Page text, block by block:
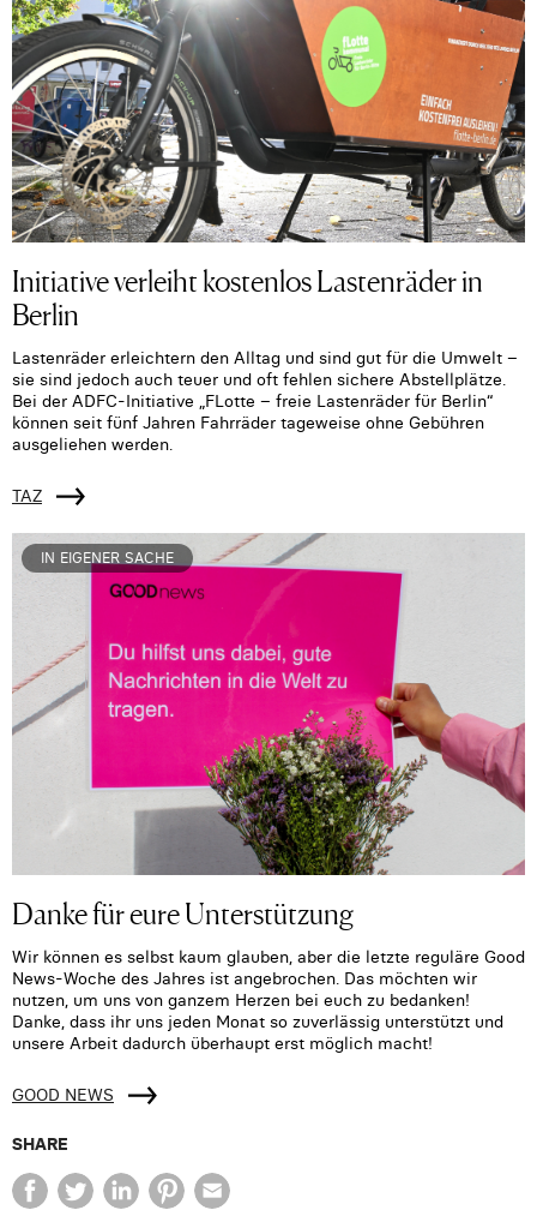
Initiative verleiht kostenlos Lastenräder in
Berlin
Lastenräder erleichtern den Alltag und sind gut für die Umwelt –
sie sind jedoch auch teuer und oft fehlen sichere Abstellplätze.
Bei der ADFC-Initiative „FLotte – freie Lastenräder für Berlin“
können seit fünf Jahren Fahrräder tageweise ohne Gebühren
ausgeliehen werden.
TAZ
IN EIGENER SACHE
Danke für eure Unterstützung
Wir können es selbst kaum glauben, aber die letzte reguläre Good
News-Woche des Jahres ist angebrochen. Das möchten wir
nutzen, um uns von ganzem Herzen bei euch zu bedanken!
Danke, dass ihr uns jeden Monat so zuverlässig unterstützt und
unsere Arbeit dadurch überhaupt erst möglich macht!
GOOD NEWS
SHARE